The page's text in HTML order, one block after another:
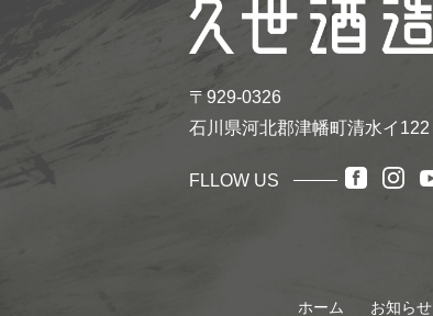
〒929-0326
石川県河北郡津幡町清水イ122
FLLOW US
ホーム お知らせ